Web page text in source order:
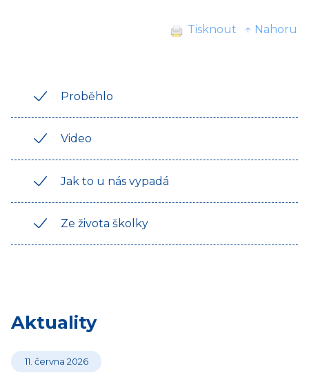
Tisknout ↑ Nahoru
Proběhlo
Video
Jak to u nás vypadá
Ze života školky
Aktuality
11. června 2026